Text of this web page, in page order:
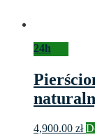
24h
4,900.00 zł